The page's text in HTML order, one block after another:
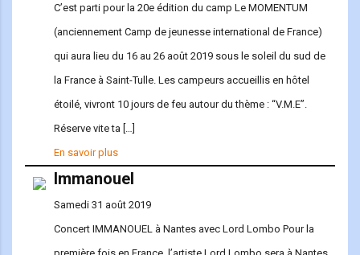
C’est parti pour la 20e édition du camp Le MOMENTUM
(anciennement Camp de jeunesse international de France)
qui aura lieu du 16 au 26 août 2019 sous le soleil du sud de
la France à Saint-Tulle. Les campeurs accueillis en hôtel
étoilé, vivront 10 jours de feu autour du thème : “V.M.E”.
Réserve vite ta […]
En savoir plus
Immanouel
Samedi 31 août 2019
Concert IMMANOUEL à Nantes avec Lord Lombo Pour la